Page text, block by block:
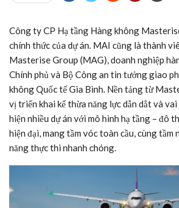
Công ty CP Hạ tầng Hàng không
chính thức của dự án. MAI cũng là thành
Masterise Group (MAG), doanh nghiệp
Chính phủ và Bộ Công an tin tưởng giao
không Quốc tế Gia Bình. Nền tảng từ
vị triển khai kế thừa năng lực dẫn dắt và
hiện nhiều dự án với mô hình hạ tầng – đô
hiện đại, mang tầm vóc toàn cầu, cùng tầm
năng thực thi nhanh chóng.